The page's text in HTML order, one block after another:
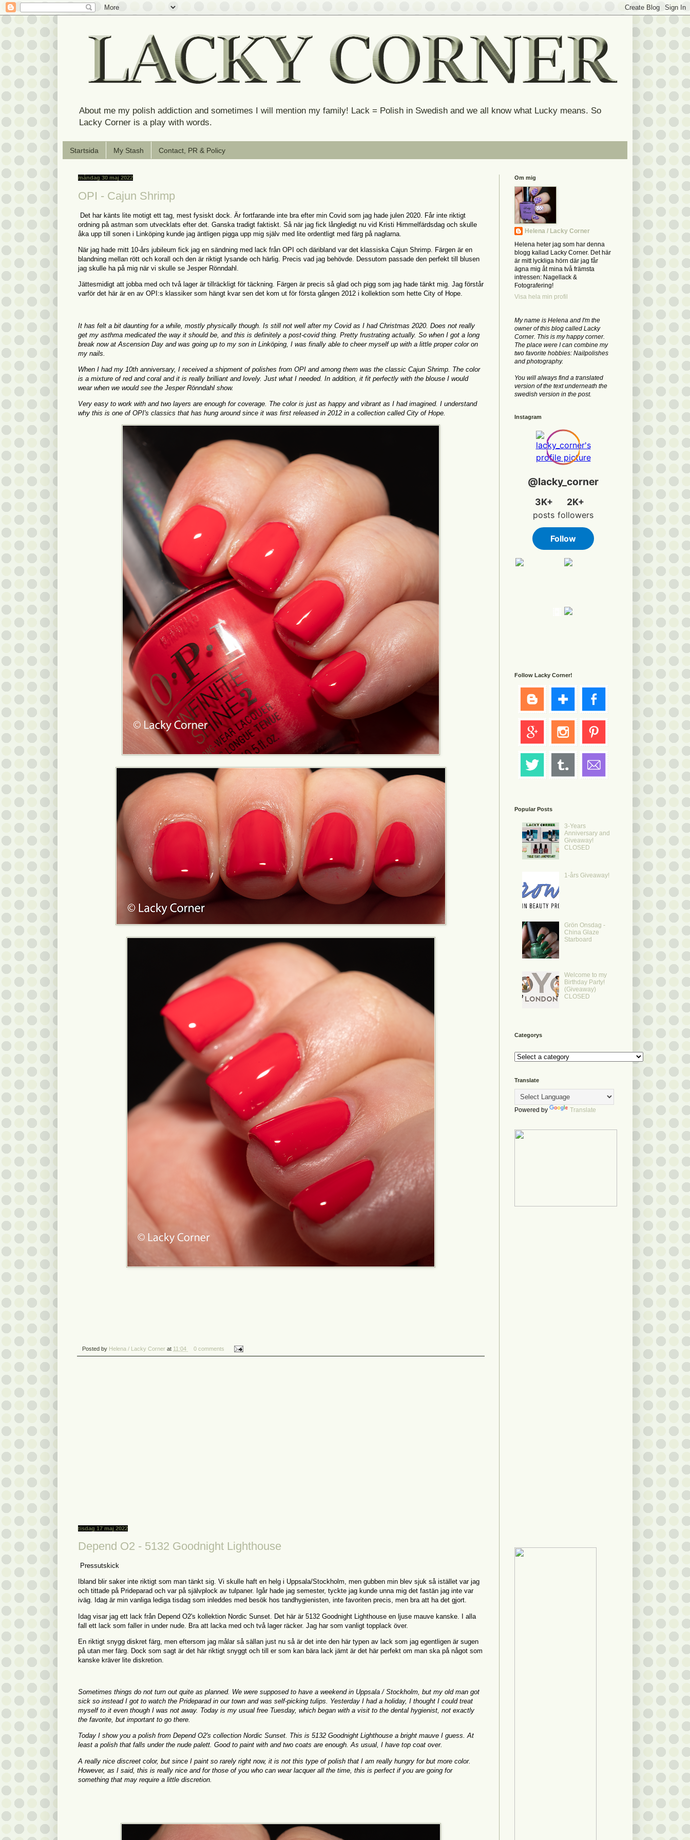
About me my polish addiction and sometimes I will mention my family! Lack = Polish in Swedish and we all know what Lucky means. So
Lacky Corner is a play with words.
Startsida My Stash Contact, PR & Policy
måndag 30 maj 2022
OPI - Cajun Shrimp
Det har känts lite motigt ett tag, mest fysiskt dock. Är fortfarande inte bra efter min Covid som jag hade julen 2020. Får inte riktigt
ordning på astman som utvecklats efter det. Ganska tradigt faktiskt. Så när jag fick långledigt nu vid Kristi Himmelfärdsdag och skulle
åka upp till sonen i Linköping kunde jag äntligen pigga upp mig själv med lite ordentligt med färg på naglarna.
När jag hade mitt 10-års jubileum fick jag en sändning med lack från OPI och däribland var det klassiska Cajun Shrimp. Färgen är en
blandning mellan rött och korall och den är riktigt lysande och härlig. Precis vad jag behövde. Dessutom passade den perfekt till blusen
jag skulle ha på mig när vi skulle se Jesper Rönndahl.
Jättesmidigt att jobba med och två lager är tillräckligt för täckning. Färgen är precis så glad och pigg som jag hade tänkt mig. Jag förstår
varför det här är en av OPI:s klassiker som hängt kvar sen det kom ut för första gången 2012 i kollektion som hette City of Hope.
It has felt a bit daunting for a while, mostly physically though. Is still not well after my Covid as I had Christmas 2020. Does not really
get my asthma medicated the way it should be, and this is definitely a post-covid thing. Pretty frustrating actually. So when I got a long
break now at Ascension Day and was going up to my son in Linköping, I was finally able to cheer myself up with a little proper color on
my nails.
When I had my 10th anniversary, I received a shipment of polishes from OPI and among them was the classic Cajun Shrimp. The color
is a mixture of red and coral and it is really brilliant and lovely. Just what I needed. In addition, it fit perfectly with the blouse I would
wear when we would see the Jesper Rönndahl show.
Very easy to work with and two layers are enough for coverage. The color is just as happy and vibrant as I had imagined. I understand
why this is one of OPI's classics that has hung around since it was first released in 2012 in a collection called City of Hope.
Posted by Helena / Lacky Corner at 11:04 0 comments
tisdag 17 maj 2022
Depend O2 - 5132 Goodnight Lighthouse
Pressutskick
Ibland blir saker inte riktigt som man tänkt sig. Vi skulle haft en helg i Uppsala/Stockholm, men gubben min blev sjuk så istället var jag
och tittade på Prideparad och var på självplock av tulpaner. Igår hade jag semester, tyckte jag kunde unna mig det fastän jag inte var
iväg. Idag är min vanliga lediga tisdag som inleddes med besök hos tandhygienisten, inte favoriten precis, men bra att ha det gjort.
Idag visar jag ett lack från Depend O2's kollektion Nordic Sunset. Det här är 5132 Goodnight Lighthouse en ljuse mauve kanske. I alla
fall ett lack som faller in under nude. Bra att lacka med och två lager räcker. Jag har som vanligt topplack över.
En riktigt snygg diskret färg, men eftersom jag målar så sällan just nu så är det inte den här typen av lack som jag egentligen är sugen
på utan mer färg. Dock som sagt är det här riktigt snyggt och till er som kan bära lack jämt är det här perfekt om man ska på något som
kanske kräver lite diskretion.
Sometimes things do not turn out quite as planned. We were supposed to have a weekend in Uppsala / Stockholm, but my old man got
sick so instead I got to watch the Prideparad in our town and was self-picking tulips. Yesterday I had a holiday, I thought I could treat
myself to it even though I was not away. Today is my usual free Tuesday, which began with a visit to the dental hygienist, not exactly
the favorite, but important to go there.
Today I show you a polish from Depend O2's collection Nordic Sunset. This is 5132 Goodnight Lighthouse a bright mauve I guess. At
least a polish that falls under the nude palett. Good to paint with and two coats are enough. As usual, I have top coat over.
A really nice discreet color, but since I paint so rarely right now, it is not this type of polish that I am really hungry for but more color.
However, as I said, this is really nice and for those of you who can wear lacquer all the time, this is perfect if you are going for
something that may require a little discretion.
Om mig
Helena / Lacky Corner
Helena heter jag som har denna
blogg kallad Lacky Corner. Det här
är mitt lyckliga hörn där jag får
ägna mig åt mina två främsta
intressen: Nagellack &
Fotografering!
Visa hela min profil
My name is Helena and I'm the
owner of this blog called Lacky
Corner. This is my happy corner.
The place were I can combine my
two favorite hobbies: Nailpolishes
and photography.
You will always find a translated
version of the text underneath the
swedish version in the post.
Instagram
Follow Lacky Corner!
Popular Posts
3-Years
Anniversary and
Giveaway!
CLOSED
1-års Giveaway!
Grön Onsdag -
China Glaze
Starboard
Welcome to my
Birthday Party!
(Giveaway)
CLOSED
Categorys
Translate
Powered by Translate